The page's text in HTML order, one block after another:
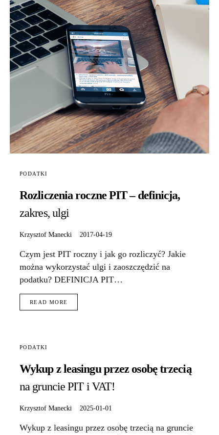
PODATKI
Rozliczenia roczne PIT – definicja,
zakres, ulgi
Krzysztof Manecki 2017-04-19
Czym jest PIT roczny i jak go rozliczyć? Jakie
można wykorzystać ulgi i zaoszczędzić na
podatku? DEFINICJA PIT…
READ MORE
PODATKI
Wykup z leasingu przez osobę trzecią
na gruncie PIT i VAT!
Krzysztof Manecki 2025-01-01
Wykup z leasingu przez osobę trzecią na gruncie